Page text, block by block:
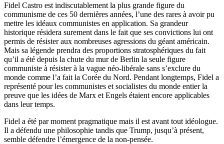
Fidel Castro est indiscutablement la plus grande figure du
communisme de ces 50 dernières années, l’une des rares à avoir pu
mettre les idéaux communistes en application. Sa grandeur
historique résidera surement dans le fait que ses convictions lui ont
permis de résister aux nombreuses agressions du géant américain.
Mais sa légende prendra des proportions stratosphériques du fait
qu’il a été depuis la chute du mur de Berlin la seule figure
communiste à résister à la vague néo-libérale sans s’exclure du
monde comme l’a fait la Corée du Nord. Pendant longtemps, Fidel a
représenté pour les communistes et socialistes du monde entier la
preuve que les idées de Marx et Engels étaient encore applicables
dans leur temps.
Fidel a été par moment pragmatique mais il est avant tout idéologue.
Il a défendu une philosophie tandis que Trump, jusqu’à présent,
semble défendre l’émergence de la non-pensée.